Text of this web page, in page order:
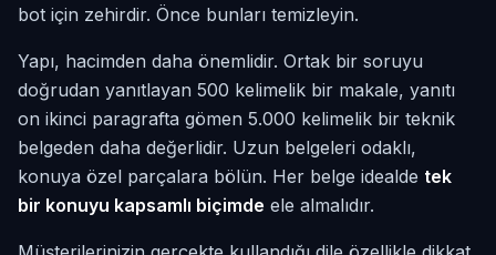
bot için zehirdir. Önce bunları temizleyin.
Yapı, hacimden daha önemlidir. Ortak bir soruyu
doğrudan yanıtlayan 500 kelimelik bir makale, yanıtı
on ikinci paragrafta gömen 5.000 kelimelik bir teknik
belgeden daha değerlidir. Uzun belgeleri odaklı,
konuya özel parçalara bölün. Her belge idealde tek
bir konuyu kapsamlı biçimde ele almalıdır.